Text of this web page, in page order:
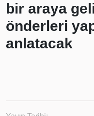
bir araya
önderleri
anlatacak